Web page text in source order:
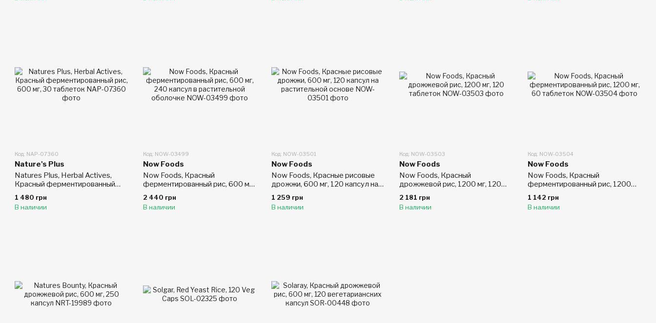
Код: NAP-07360
Nature's Plus
Natures Plus, Herbal Actives,
Красный ферментированный
1 480 грн
В наличии
Код: NOW-03499
Now Foods
Now Foods, Красный
ферментированный рис, 600 мг,
оболочке
2 440 грн
В наличии
Код: NOW-03501
Now Foods
Now Foods, Красные рисовые
дрожжи, 600 мг, 120 капсул на
1 259 грн
В наличии
Код: NOW-03503
Now Foods
Now Foods, Красный
дрожжевой рис, 1200 мг, 120
2 181 грн
В наличии
Код: NOW-03504
Now Foods
Now Foods, Красный
ферментированный рис, 1200
1 142 грн
В наличии